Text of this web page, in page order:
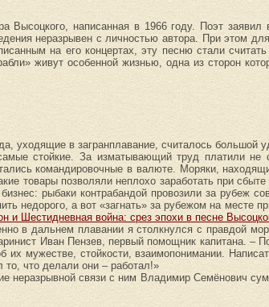
Высоцкого, написанная в 1966 году. Поэт
неразрывен с личностью автора. При этом
на его концертах, эту песню стали
живут особенной жизнью, одна из сторон
уходящие в загранплавание, считалось большой
стойкие. За изматывающий труд платили не
командировочные в валюте. Моряки,
товары позволяли неплохо заработать при
рыбаки контрабандой провозили за рубеж
недорого, а вот «загнать» за рубежом на месте
и Шестидневная война: срез эпохи в песне
в дальнем плавании я столкнулся с правдой
Иван Пензев, первый помощник капитана. –
их мужестве, стойкости, взаимопонимании.
то, что делали они – работал!»
неразрывной связи с ним Владимир Семёнович